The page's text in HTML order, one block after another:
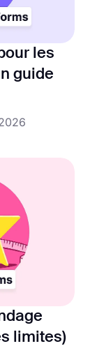
les
guide
limites)